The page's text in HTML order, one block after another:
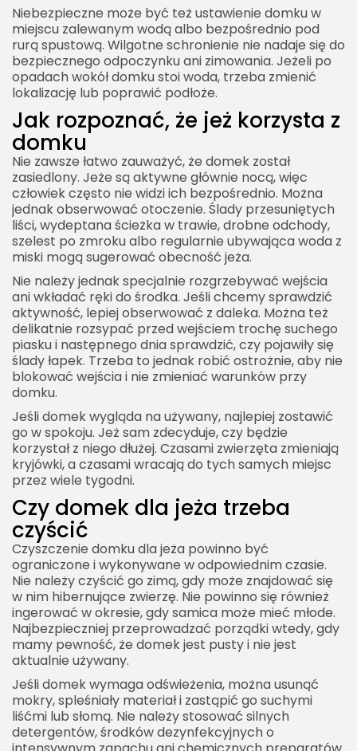
Niebezpieczne może być też ustawienie domku w
miejscu zalewanym wodą albo bezpośrednio pod
rurą spustową. Wilgotne schronienie nie nadaje się do
bezpiecznego odpoczynku ani zimowania. Jeżeli po
opadach wokół domku stoi woda, trzeba zmienić
lokalizację lub poprawić podłoże.
Jak rozpoznać, że jeż korzysta z
domku
Nie zawsze łatwo zauważyć, że domek został
zasiedlony. Jeże są aktywne głównie nocą, więc
człowiek często nie widzi ich bezpośrednio. Można
jednak obserwować otoczenie. Ślady przesuniętych
liści, wydeptana ścieżka w trawie, drobne odchody,
szelest po zmroku albo regularnie ubywająca woda z
miski mogą sugerować obecność jeża.
Nie należy jednak specjalnie rozgrzebywać wejścia
ani wkładać ręki do środka. Jeśli chcemy sprawdzić
aktywność, lepiej obserwować z daleka. Można też
delikatnie rozsypać przed wejściem trochę suchego
piasku i następnego dnia sprawdzić, czy pojawiły się
ślady łapek. Trzeba to jednak robić ostrożnie, aby nie
blokować wejścia i nie zmieniać warunków przy
domku.
Jeśli domek wygląda na używany, najlepiej zostawić
go w spokoju. Jeż sam zdecyduje, czy będzie
korzystał z niego dłużej. Czasami zwierzęta zmieniają
kryjówki, a czasami wracają do tych samych miejsc
przez wiele tygodni.
Czy domek dla jeża trzeba
czyścić
Czyszczenie domku dla jeża powinno być
ograniczone i wykonywane w odpowiednim czasie.
Nie należy czyścić go zimą, gdy może znajdować się
w nim hibernujące zwierzę. Nie powinno się również
ingerować w okresie, gdy samica może mieć młode.
Najbezpieczniej przeprowadzać porządki wtedy, gdy
mamy pewność, że domek jest pusty i nie jest
aktualnie używany.
Jeśli domek wymaga odświeżenia, można usunąć
mokry, spleśniały materiał i zastąpić go suchymi
liśćmi lub słomą. Nie należy stosować silnych
detergentów, środków dezynfekcyjnych o